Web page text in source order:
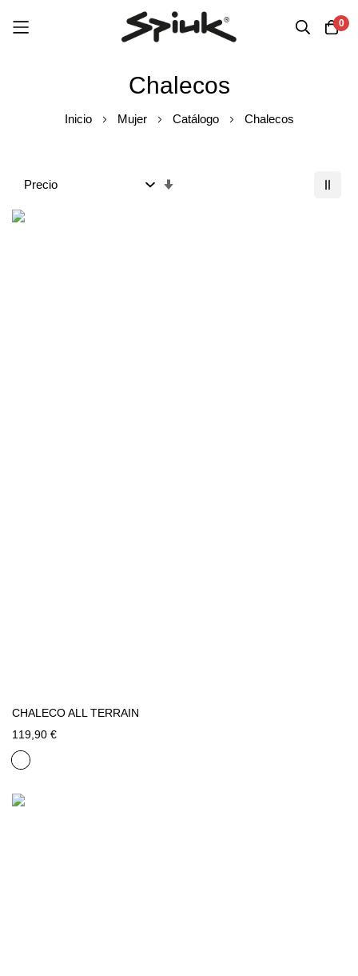
0
Chalecos
Inicio Mujer Catálogo Chalecos
CHALECO ALL TERRAIN
119,90 €